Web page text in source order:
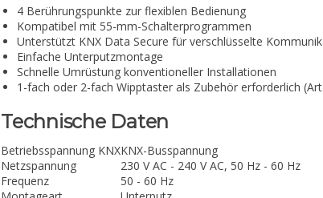
4 Berührungspunkte zur flexiblen Bedienung
Kompatibel mit 55-mm-Schalterprogrammen
Unterstützt KNX Data Secure für verschlüsselte
Einfache Unterputzmontage
Schnelle Umrüstung konventioneller Installationen
1-fach oder 2-fach Wipptaster als Zubehör erforderlich
Technische Daten
Betriebsspannung KNXKNX-Busspannung
Netzspannung
230 V AC - 240 V AC, 50 Hz - 60 Hz
Frequenz
50 - 60 Hz